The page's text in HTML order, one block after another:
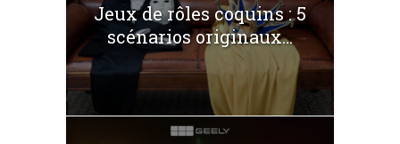
Jeux de rôles coquins : 5
scénarios originaux...